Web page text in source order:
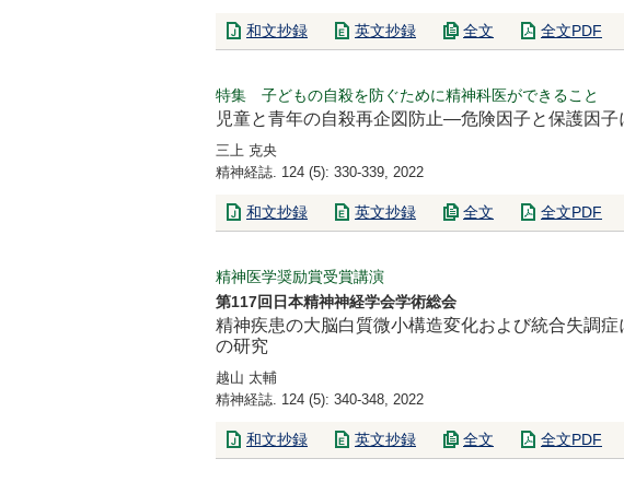
和文抄録 英文抄録 全文 全文PDF
特集 子どもの自殺を防ぐために精神科医ができること
児童と青年の自殺再企図防止―危険因子と保護因
三上 克央
精神経誌. 124 (5): 330-339, 2022
和文抄録 英文抄録 全文 全文PDF
精神医学奨励賞受賞講演
第117回日本精神神経学会学術総会
精神疾患の大脳白質微小構造変化および統合失調
の研究
越山 太輔
精神経誌. 124 (5): 340-348, 2022
和文抄録 英文抄録 全文 全文PDF